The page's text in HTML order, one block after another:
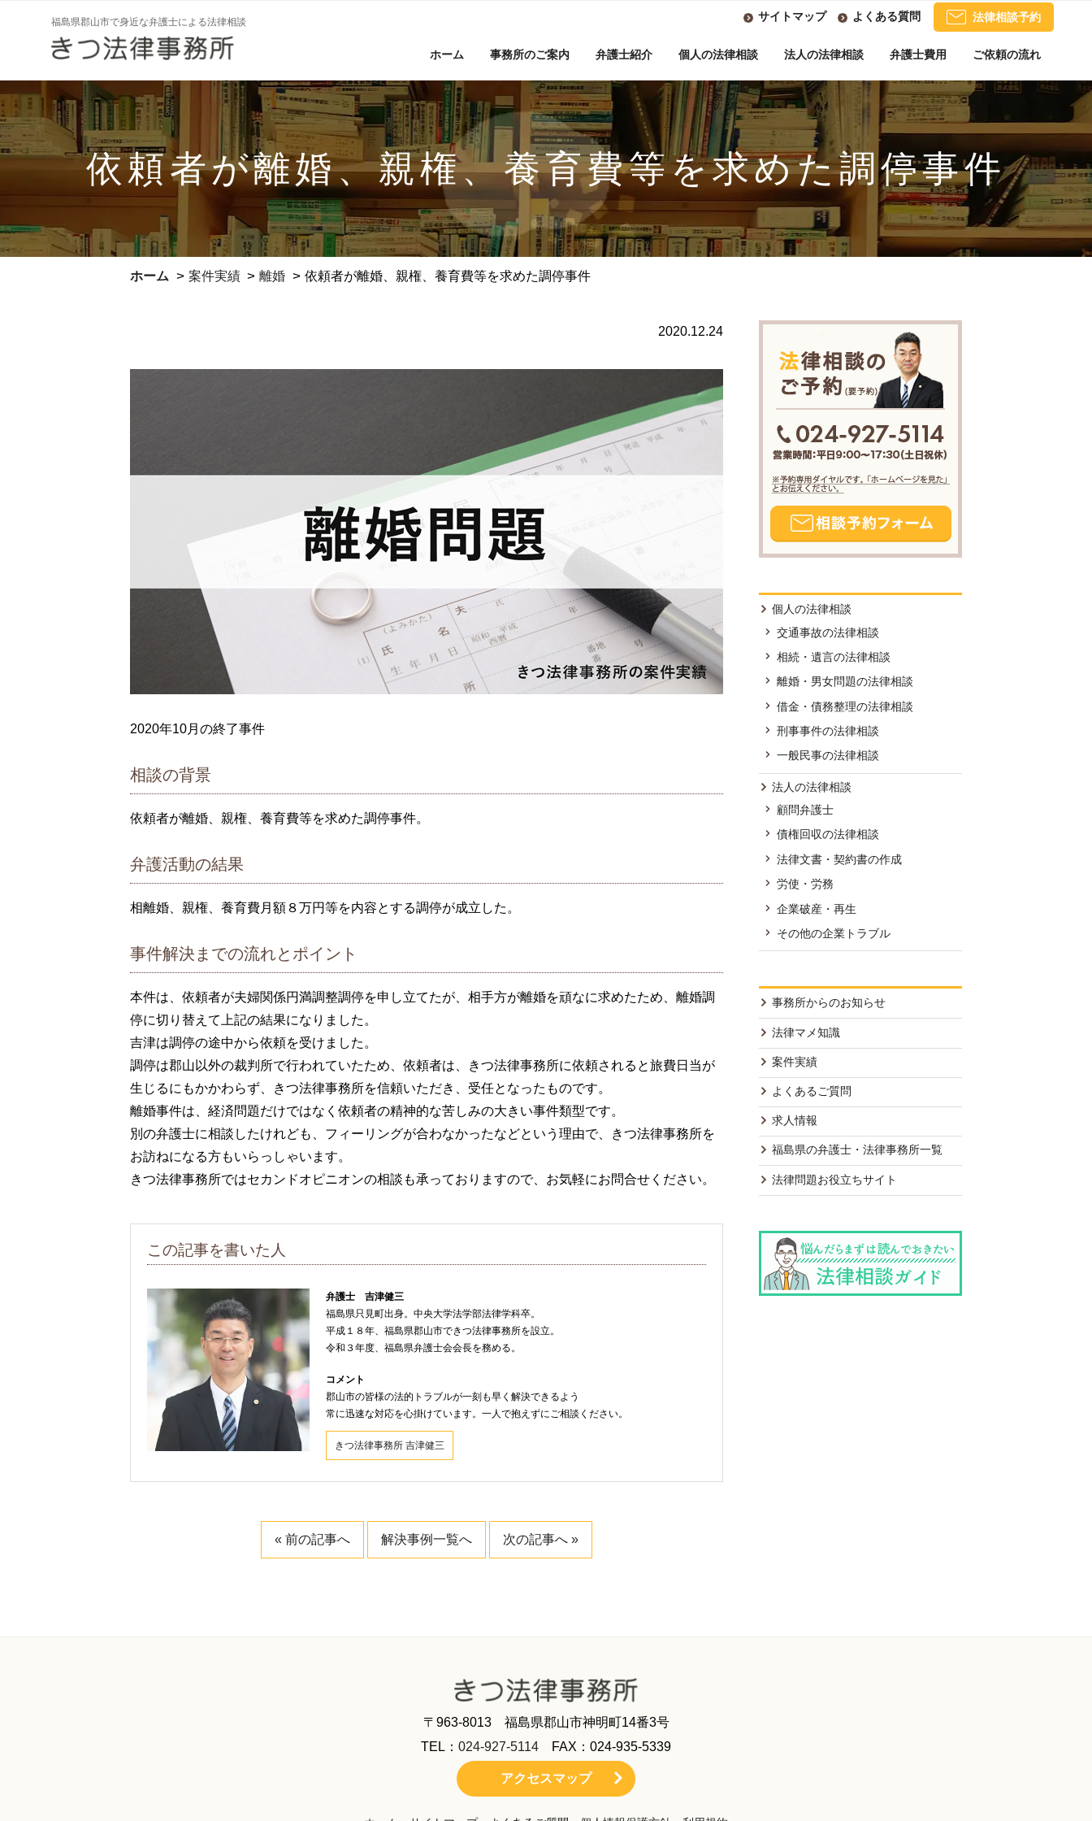
ン
ツ
へ
ス
福島県郡山市で身近な弁護士による法律相談 サイトマップ よくある質問 法律相談予約
ホーム 事務所のご案内 弁護士紹介 個人の法律相談 法人の法律相談 弁護士費用 ご依頼の流れ
依頼者が離婚、親権、養育費等を求めた調停事件
ホーム > 案件実績 > 離婚 > 依頼者が離婚、親権、養育費等を求めた調停事件
2020.12.24
2020年10月の終了事件
相談の背景
依頼者が離婚、親権、養育費等を求めた調停事件。
弁護活動の結果
相離婚、親権、養育費月額８万円等を内容とする調停が成立した。
事件解決までの流れとポイント
本件は、依頼者が夫婦関係円満調整調停を申し立てたが、相手方が離婚を頑なに求めたため、離婚調
停に切り替えて上記の結果になりました。
吉津は調停の途中から依頼を受けました。
調停は郡山以外の裁判所で行われていたため、依頼者は、きつ法律事務所に依頼されると旅費日当が
生じるにもかかわらず、きつ法律事務所を信頼いただき、受任となったものです。
離婚事件は、経済問題だけではなく依頼者の精神的な苦しみの大きい事件類型です。
別の弁護士に相談したけれども、フィーリングが合わなかったなどという理由で、きつ法律事務所を
お訪ねになる方もいらっしゃいます。
きつ法律事務所ではセカンドオピニオンの相談も承っておりますので、お気軽にお問合せください。
この記事を書いた人
弁護士 吉津健三
福島県只見町出身。中央大学法学部法律学科卒。
平成１８年、福島県郡山市できつ法律事務所を設立。
令和３年度、福島県弁護士会会長を務める。
コメント
郡山市の皆様の法的トラブルが一刻も早く解決できるよう
常に迅速な対応を心掛けています。一人で抱えずにご相談ください。
きつ法律事務所 吉津健三
« 前の記事へ 解決事例一覧へ 次の記事へ »
個人の法律相談
交通事故の法律相談
相続・遺言の法律相談
離婚・男女問題の法律相談
借金・債務整理の法律相談
刑事事件の法律相談
一般民事の法律相談
法人の法律相談
顧問弁護士
債権回収の法律相談
法律文書・契約書の作成
労使・労務
企業破産・再生
その他の企業トラブル
事務所からのお知らせ
法律マメ知識
案件実績
よくあるご質問
求人情報
福島県の弁護士・法律事務所一覧
法律問題お役立ちサイト
〒963-8013 福島県郡山市神明町14番3号
TEL： 024-927-5114 FAX：024-935-5339
アクセスマップ